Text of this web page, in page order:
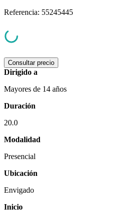
Referencia: 55245445
Consultar precio
Dirigido a
Mayores de 14 años
Duración
20.0
Modalidad
Presencial
Ubicación
Envigado
Inicio